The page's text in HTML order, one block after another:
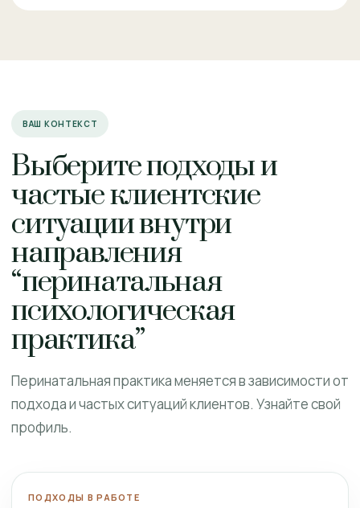
ВАШ КОНТЕКСТ
Выберите подходы и
частые клиентские
ситуации внутри
направления
“перинатальная
психологическая
практика”
Перинатальная практика меняется в зависимости от
подхода и частых ситуаций клиентов. Узнайте свой
профиль.
ПОДХОДЫ В РАБОТЕ